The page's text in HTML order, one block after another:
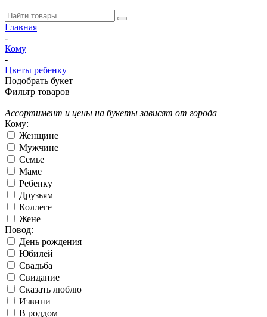
Главная
-
Кому
-
Цветы ребенку
Подобрать букет
Фильтр товаров
Ассортимент и цены на букеты зависят от города
Кому:
Женщине
Мужчине
Семье
Маме
Ребенку
Друзьям
Коллеге
Жене
Повод:
День рождения
Юбилей
Свадьба
Свидание
Сказать люблю
Извини
В роддом